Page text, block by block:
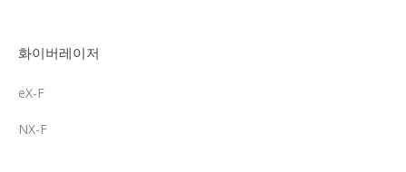
화이버레이저
eX-F
NX-F